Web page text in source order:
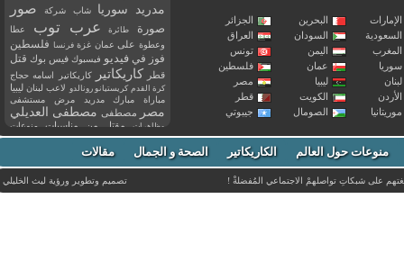
البحرين
الجزائر
السودان
العراق
اليمن
تونس
عمان
فلسطين
ليبيا
مصر
الكويت
قطر
الصومال جيبوتي
مدريد
سوريا شاب شركة صور
صورة طائرة عرب توب
عطا
وعطوة على عمان غزة فرنسا فلسطين
فوز في فيديو فيسبوك فيس بوك قتل
قطر كاريكاتير كاريكاتير اسامه حجاج
كرة القدم كريستيانو رونالدو لاعب لبنان ليبيا
مباراة مبارك مدريد مرض مستشفى
مصر مصطفى مصطفى العديلي
مظاهرات مقتل من مناسبات
منوعات
مواليد
موت ميسي ميلان نادي نشر
وفاة وفيات يوتيوب منوعات حول العالم الكاريكاتير الصحة و الجمال مقالات
على شبكاتِ تواصلهمْ الاجتماعي المُفضلةْ ! تصميم وتطوير ورؤيةليث الخليلي